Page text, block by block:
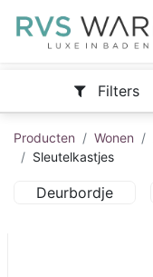
Filters
Producten Wonen
Sleutelkastjes
Deurbordje